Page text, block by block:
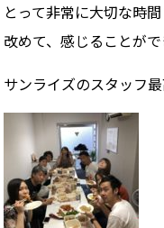
とって非常に大切な時間
改めて、感じることが
サンライズのスタッフ最